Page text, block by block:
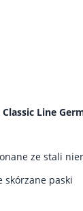
Classic Line
ze stali
skórzane paski